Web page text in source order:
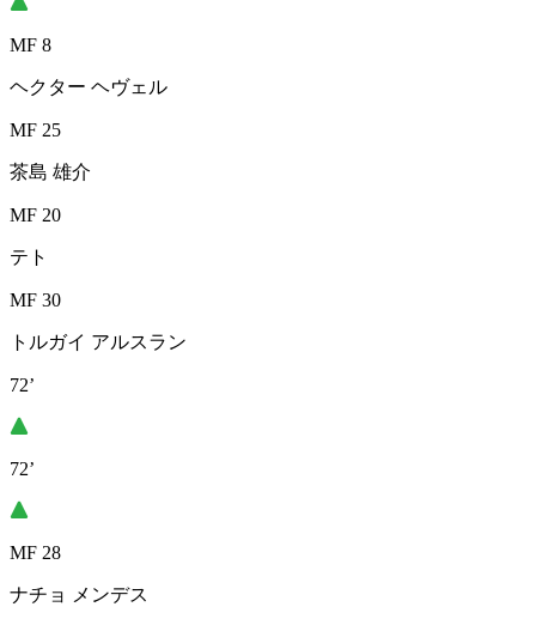
MF 8
ヘクター ヘヴェル
MF 25
茶島 雄介
MF 20
テト
MF 30
トルガイ アルスラン
72’
72’
MF 28
ナチョ メンデス